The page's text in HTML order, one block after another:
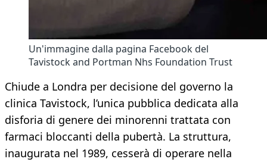
Un'immagine dalla pagina Facebook del
Tavistock and Portman Nhs Foundation Trust
Chiude a Londra per decisione del governo la
clinica Tavistock, l’unica pubblica dedicata alla
disforia di genere dei minorenni trattata con
farmaci bloccanti della pubertà. La struttura,
inaugurata nel 1989, cesserà di operare nella